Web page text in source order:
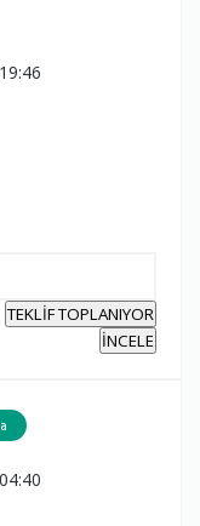
TEKLİF TOPLANIYOR
İNCELE